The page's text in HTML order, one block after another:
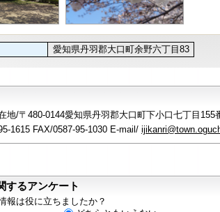
愛知県丹羽郡大口町余野六丁目83
地/〒480-0144愛知県丹羽郡大口町下小口七丁目155
1615 FAX/0587-95-1030 E-mail/
するアンケート
報は役に立ちましたか？